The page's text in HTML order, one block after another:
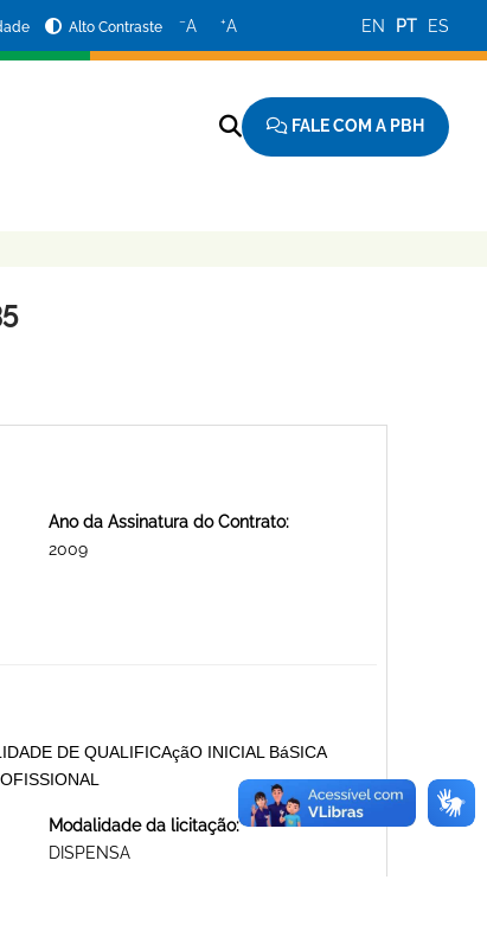
Alto Contraste −A +A EN PT ES
FALE COM A PBH
Ano da Assinatura do Contrato:
2009
DE QUALIFICAçãO INICIAL BáSICA
Modalidade da licitação:
DISPENSA